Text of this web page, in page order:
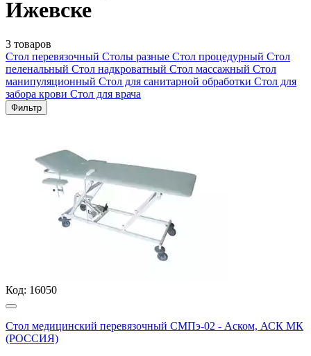
Ижевске
3 товаров
Стол перевязочный Столы разные Стол процедурный Стол
пеленальный Стол надкроватный Стол массажный Стол
манипуляционный Стол для санитарной обработки Стол для
забора крови Стол для врача
Фильтр
Код: 16050
Стол медицинский перевязочный СМПэ-02 - Аском, АСК МК
(РОССИЯ)